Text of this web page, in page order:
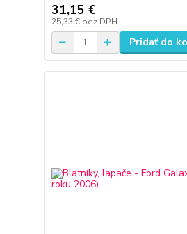
31,15 €
25,33 € bez DPH
Pridať do